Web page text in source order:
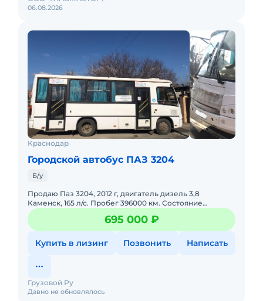
06.08.2026
Краснодар
Городской автобус ПАЗ 3204
Б/у
Продаю Паз 3204, 2012 г, двигатель дизель 3,8
Каменск, 165 л/с. Пробег 396000 км. Состояние
нормальное рабочее. Работает на маршруте.
Своевременное техническое
695 000 ₽
Купить в лизинг Позвонить Написать
Давно не обновлялось
Грузовой Ру